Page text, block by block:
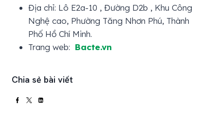
Địa chỉ: Lô E2a-10 , Đường D2b , Khu Công
Nghệ cao, Phường Tăng Nhơn Phú, Thành
Phố Hồ Chí Minh.
Trang web: Bacte.vn
Chia sẻ bài viết